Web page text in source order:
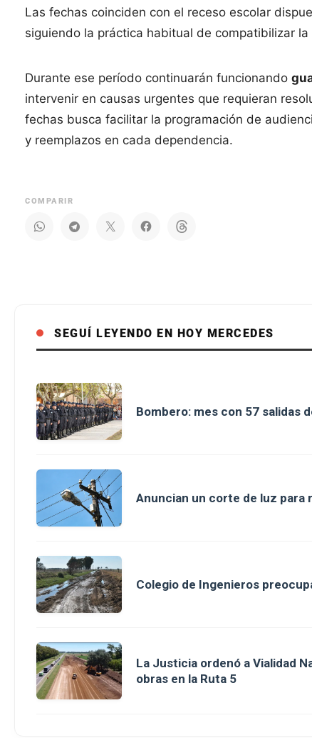
Las fechas coinciden con el receso escolar
siguiendo la práctica habitual de compatibilizar
Durante ese período continuarán funcionando
intervenir en causas urgentes que requieran
fechas busca facilitar la programación de
y reemplazos en cada dependencia.
COMPARIR
SEGUÍ LEYENDO EN HOY MERCEDES
Bombero: mes con 57 salidas
Anuncian un corte de luz para
Colegio de Ingenieros
La Justicia ordenó a Vialidad
obras en la Ruta 5